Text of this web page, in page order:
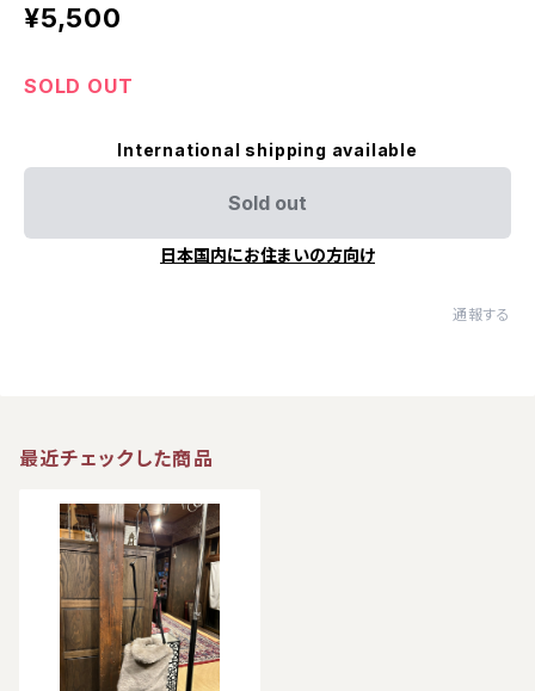
¥5,500
SOLD OUT
International shipping available
Sold out
日本国内にお住まいの方向け
通報する
最近チェックした商品